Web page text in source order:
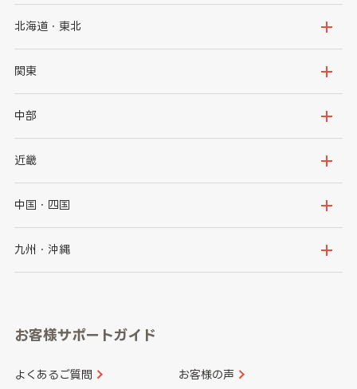
北海道・東北
北海道
岩手県
秋田県
関東
茨城県
群馬県
千葉県
神奈川県
中部
新潟県
石川県
山梨県
愛知県
近畿
大阪府
京都府
和歌山県
中国・四国
鳥取県
山口県
香川県 愛媛県
九州・沖縄
長崎県
大分県 宮崎県
お客様サポートガイド
よくあるご質問 お客様の声